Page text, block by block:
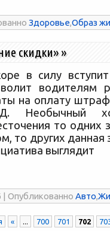
Здоровье,Образ
скидки»»
в силу
водителям
на оплату
Необычный
то одних
то других данная
выглядит
| Опубликованно Авто,
« ... 700 701 702